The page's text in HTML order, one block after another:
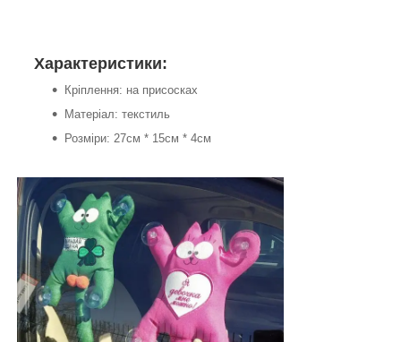
Характеристики:
Кріплення: на присосках
Матеріал: текстиль
Розміри: 27см * 15см * 4см